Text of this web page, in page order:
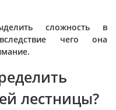
сложность в
чего она
лестницы?